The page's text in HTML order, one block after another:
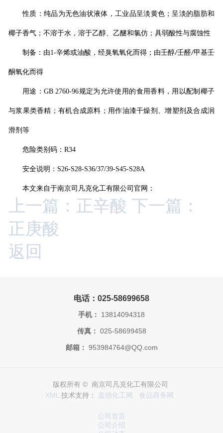
性质：纯品为无色油状液体，工业品呈淡黄色；呈淡的脂肪和
椰子香气；不溶于水，溶于乙醇、乙醚和氯仿；具弱酸性与腐蚀性
制备：由1-辛烯或油酸，经臭氧氧化而得；由壬醇/壬醛/甲基壬
酮氧化而得
用途：GB 2760-96规定为允许使用的食用香料，用以配制椰子
与浆果类香精；有机合成原料；用作油漆干燥剂、增塑剂及合成润
滑剂等
危险类别码： R34
安全说明： S26-S28-S36/37/39-S45-S28A
本文来自于南京司凡克化工有限公司官网：
上一篇：正辛酸 下一篇：
正庚酸
返回
电话：025-58699658
手机： 13814094318
传真： 025-58699458
邮箱： 953984764@QQ.com
版权所有 © 南京司凡克化工有限公司
XML 技术支持： 盖德化工网 食品商务网
公司首页
公司介绍